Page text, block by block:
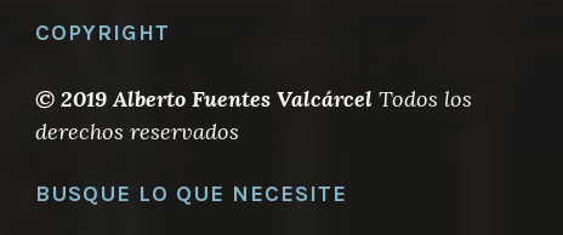
se
elegir
página
COPYRIGHT
© 2019 Alberto Fuentes Valcárcel Todos los
derechos reservados
BUSQUE LO QUE NECESITE